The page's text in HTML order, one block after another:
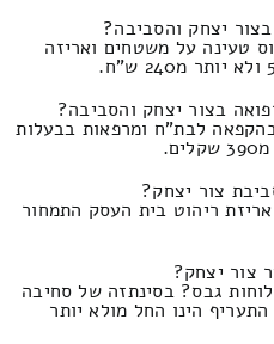
יצחק והסביבה?
טעינה על משטחים ואריזה
בצור יצחק והסביבה?
לבת"ח ומרפאות בבעלות
צור יצחק?
ריהוט בית העסק התמחור
צור יצחק?
גבס? בסינתזה של סחיבה
הינו החל מולא יותר